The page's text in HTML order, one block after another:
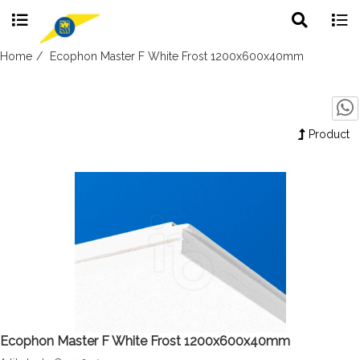
Skip
search
Home Ecophon Master F White Frost 1200x600x40mm
Product
Ecophon Master F White Frost 1200x600x40mm